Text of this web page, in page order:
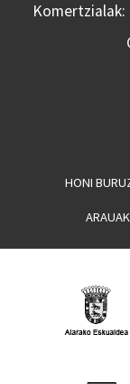
HONI
ARAUAK